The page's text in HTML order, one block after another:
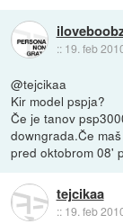
:: 19. feb
@tejcikaa
Kir model pspja?
Če je tanov
downgrada.Če
pred oktobrom 08'
tejcikaa
:: 19. feb